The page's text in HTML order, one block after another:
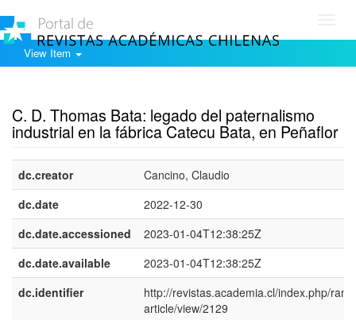
View Item
C. D. Thomas Bata: legado del paternalismo
industrial en la fábrica Catecu Bata, en Peñaflor
dc.creator
Cancino, Claudio
dc.date
2022-12-30
dc.date.accessioned
2023-01-04T12:38:25Z
dc.date.available
2023-01-04T12:38:25Z
dc.identifier
http://revistas.academia.cl/index.php/
article/view/2129